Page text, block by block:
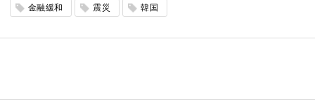
金融緩和 震災 韓国